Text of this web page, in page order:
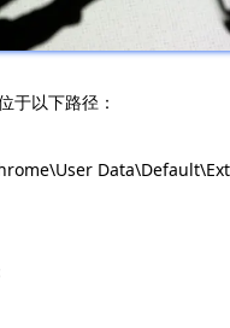
于以下路径：